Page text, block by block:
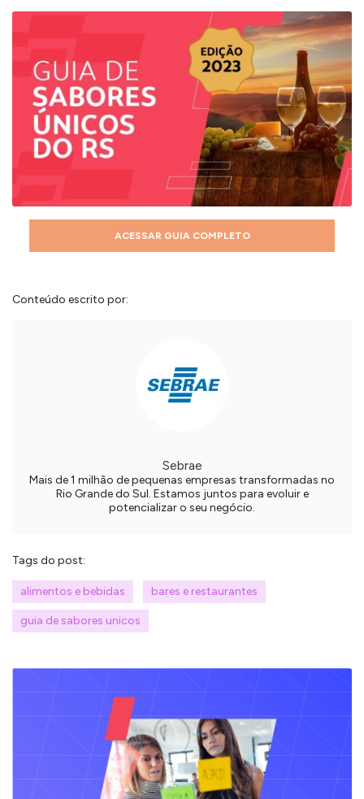
ACESSAR GUIA COMPLETO
Conteúdo escrito por:
Sebrae
Mais de 1 milhão de pequenas empresas transformadas no
Rio Grande do Sul. Estamos juntos para evoluir e
potencializar o seu negócio.
Tags do post:
alimentos e bebidas bares e restaurantes
guia de sabores unicos